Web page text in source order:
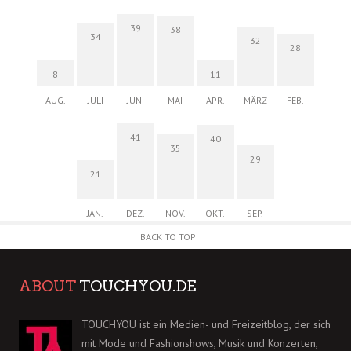
8
AUG.
34
JULI
39
JUNI
38
MAI
11
APR.
32
MÄRZ
28
FEB.
21
JAN.
41
DEZ.
35
NOV.
40
OKT.
29
SEP.
BACK TO TOP
ABOUT TOUCHYOU.DE
TOUCHYOU ist ein Medien- und Freizeitblog, der sich
mit Mode und Fashionshows, Musik und Konzerten,